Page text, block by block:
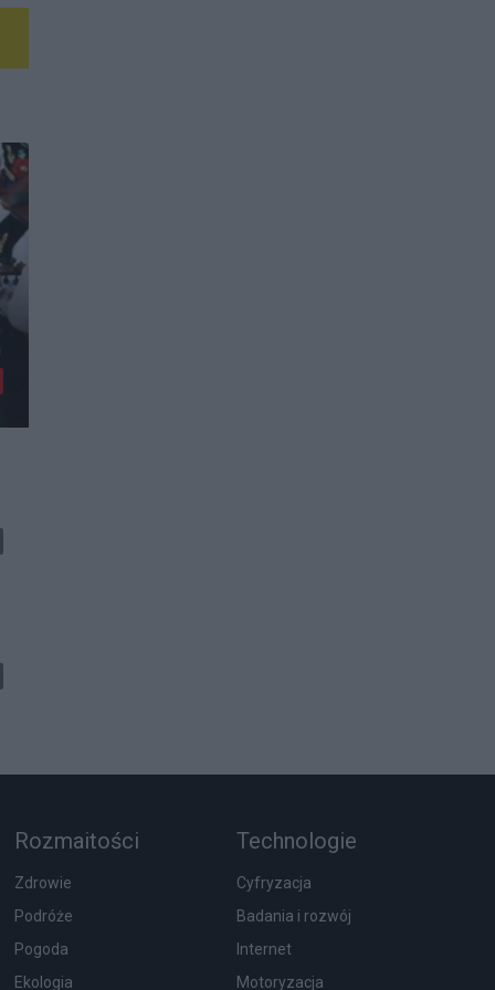
Rozmaitości
Zdrowie
Podróże
Pogoda
Ekologia
Technologie
Cyfryzacja
Badania i rozwój
Internet
Motoryzacja